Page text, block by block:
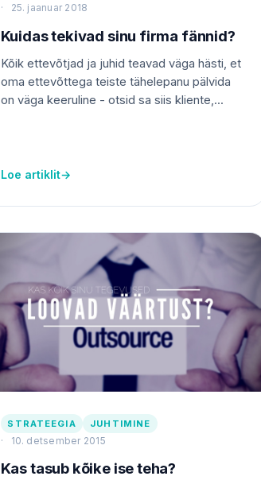
25. jaanuar 2018
Kuidas tekivad sinu firma fännid?
Kõik ettevõtjad ja juhid teavad väga hästi, et
oma ettevõttega teiste tähelepanu pälvida
on väga keeruline - otsid sa siis kliente,...
Loe artiklit→
STRATEEGIA JUHTIMINE
10. detsember 2015
Kas tasub kõike ise teha?